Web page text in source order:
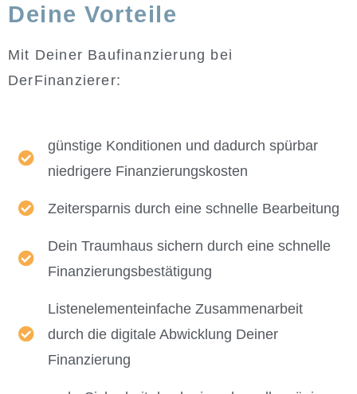
Deine Vorteile
Mit Deiner Baufinanzierung bei
DerFinanzierer:
günstige Konditionen und dadurch spürbar
niedrigere Finanzierungskosten
Zeitersparnis durch eine schnelle Bearbeitung
Dein Traumhaus sichern durch eine schnelle
Finanzierungsbestätigung
Listenelementeinfache Zusammenarbeit
durch die digitale Abwicklung Deiner
Finanzierung